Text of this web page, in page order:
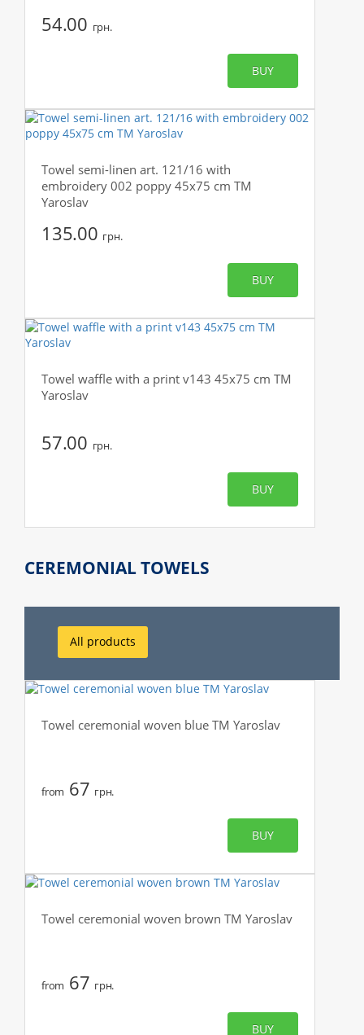
54.00 грн.
BUY
Towel semi-linen art. 121/16 with
embroidery 002 poppy 45x75 cm TM
Yaroslav
135.00 грн.
BUY
Towel waffle with a print v143 45x75 cm TM
Yaroslav
57.00 грн.
BUY
CEREMONIAL TOWELS
All products
Towel ceremonial woven blue TM Yaroslav
from 67 грн.
BUY
Towel ceremonial woven brown TM Yaroslav
from 67 грн.
BUY